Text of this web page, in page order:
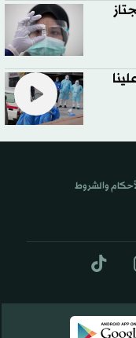
والشروط